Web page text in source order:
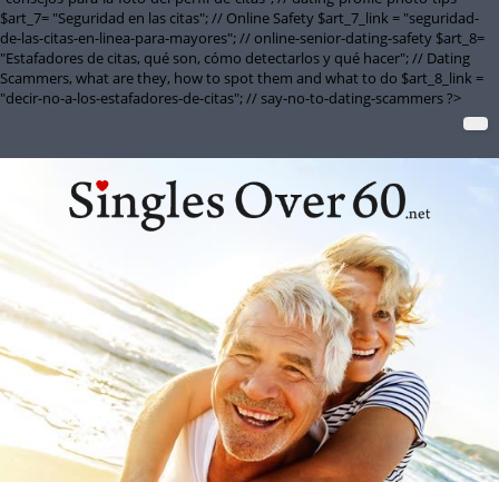
$art_7= "Seguridad en las citas"; // Online Safety $art_7_link = "seguridad-
de-las-citas-en-linea-para-mayores"; // online-senior-dating-safety $art_8=
"Estafadores de citas, qué son, cómo detectarlos y qué hacer"; // Dating
Scammers, what are they, how to spot them and what to do $art_8_link =
"decir-no-a-los-estafadores-de-citas"; // say-no-to-dating-scammers ?>